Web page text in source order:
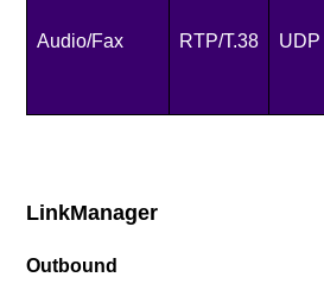
Audio/Fax RTP/T.38 UDP
LinkManager
Outbound